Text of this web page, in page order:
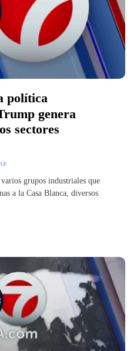
política
genera
sectores
grupos industriales que
a la Casa Blanca, diversos